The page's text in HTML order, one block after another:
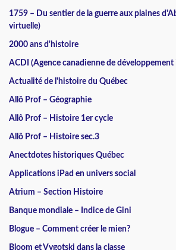
1759 – Du sentier de la guerre aux plaines
virtuelle)
2000 ans d'histoire
ACDI (Agence canadienne de
Actualité de l'histoire du Québec
Allô Prof – Géographie
Allô Prof – Histoire 1er cycle
Allô Prof – Histoire sec.3
Anectdotes historiques Québec
Applications iPad en univers social
Atrium – Section Histoire
Banque mondiale – Indice de Gini
Blogue – Comment créer le mien?
Bloom et Vygotski dans la classe